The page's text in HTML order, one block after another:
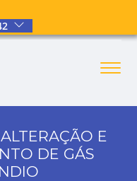
E
DE GÁS